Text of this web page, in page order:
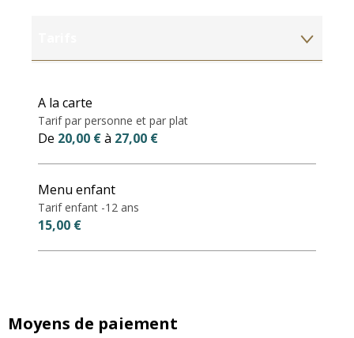
A la carte
Tarif par personne et par plat
De 20,00 €à 27,00 €
Menu enfant
Tarif enfant -12 ans
15,00 €
Moyens de paiement